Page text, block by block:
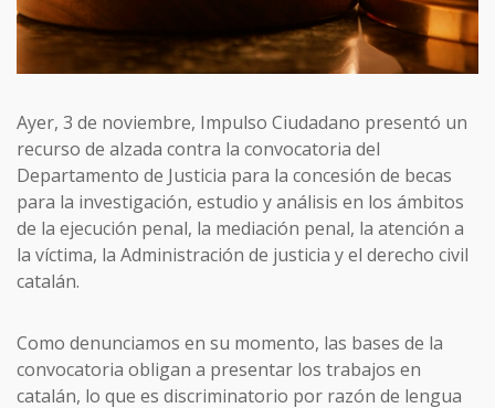
Ayer, 3 de noviembre, Impulso Ciudadano presentó un
recurso de alzada contra la convocatoria del
Departamento de Justicia para la concesión de becas
para la investigación, estudio y análisis en los ámbitos
de la ejecución penal, la mediación penal, la atención a
la víctima, la Administración de justicia y el derecho civil
catalán.
Como denunciamos en su momento, las bases de la
convocatoria obligan a presentar los trabajos en
catalán, lo que es discriminatorio por razón de lengua